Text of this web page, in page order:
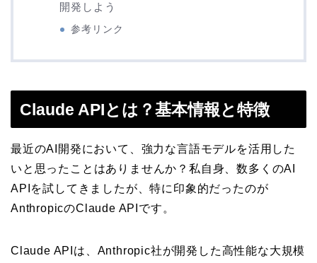
開発しよう
参考リンク
Claude APIとは？基本情報と特徴
最近のAI開発において、強力な言語モデルを活用した
いと思ったことはありませんか？私自身、数多くのAI
APIを試してきましたが、特に印象的だったのが
AnthropicのClaude APIです。
Claude APIは、Anthropic社が開発した高性能な大規模